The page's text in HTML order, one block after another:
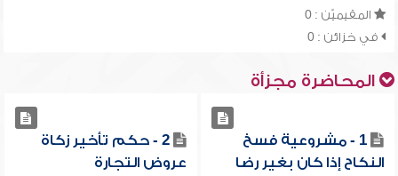
المقيميّن : 0
في خزائن : 0
المحاضرة مجزأة
1 - مشروعية فسخ
النكاح إذا كان بغير رضا
2 - حكم تأخير زكاة
عروض التجارة